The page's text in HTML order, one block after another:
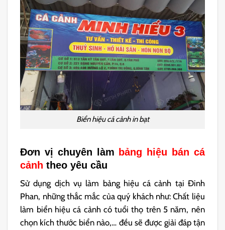
Biển hiệu cá cảnh in bạt
Đơn vị chuyên làm bảng hiệu bán cá
cảnh theo yêu cầu
Sử dụng dịch vụ làm bảng hiệu cá cảnh tại Đinh
Phan, những thắc mắc của quý khách như: Chất liệu
làm biển hiệu cá cảnh có tuổi thọ trên 5 năm, nên
chọn kích thước biển nào,… đều sẽ được giải đáp tận